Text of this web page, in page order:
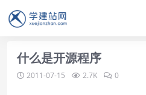
什么是开源程序
2011-07-15 2.7K 0